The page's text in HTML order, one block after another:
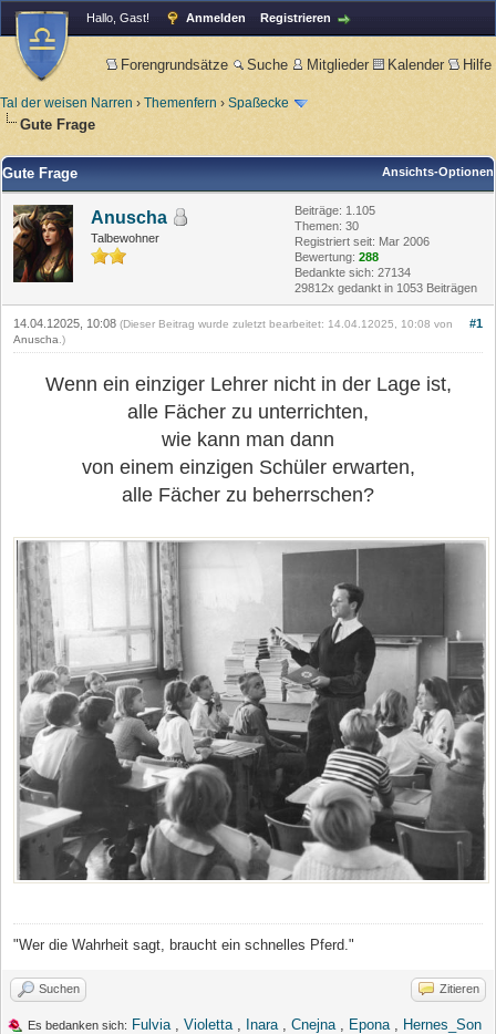
Hallo, Gast! Anmelden Registrieren
Forengrundsätze Suche Mitglieder Kalender Hilfe
Tal der weisen Narren › Themenfern › Spaßecke
Gute Frage
Ansichts-Optionen
Gute Frage
Anuscha
Talbewohner
Beiträge: 1.105
Themen: 30
Registriert seit: Mar 2006
Bewertung: 288
Bedankte sich: 27134
29812x gedankt in 1053 Beiträgen
#1
14.04.12025, 10:08 (Dieser Beitrag wurde zuletzt bearbeitet: 14.04.12025, 10:08 von
Anuscha .)
Wenn ein einziger Lehrer nicht in der Lage ist,
alle Fächer zu unterrichten,
wie kann man dann
von einem einzigen Schüler erwarten,
alle Fächer zu beherrschen?
"Wer die Wahrheit sagt, braucht ein schnelles Pferd."
Suchen Zitieren
Es bedanken sich: Fulvia Violetta Inara Cnejna Epona
Hernes_Son